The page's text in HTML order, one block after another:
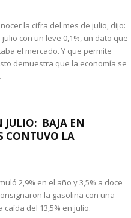
la cifra del mes de julio, dijo:
con un leve 0,1%, un dato que
el mercado. Y que permite
demuestra que la economía se
JULIO: BAJA EN
CONTUVO LA
2,9% en el año y 3,5% a doce
la gasolina con una
caída del 13,5% en julio.